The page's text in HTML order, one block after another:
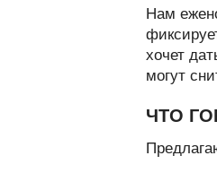
Нам
хочет
могут
ЧТО